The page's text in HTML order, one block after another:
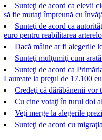
Sunteţi de acord ca elevii
să fie mutaţi împreună cu
Sunteţi de acord ca
euro pentru reabilitarea
Dacă mâine ar fi alegerile
Sunteţi mulţumiţi cum
Sunteţi de acord ca
Laureate la preţul de 17.100
Credeţi că dărăbănenii vor
Cu cine votaţi în turul doi
Veţi merge la alegerile
Sunteţi de acord cu